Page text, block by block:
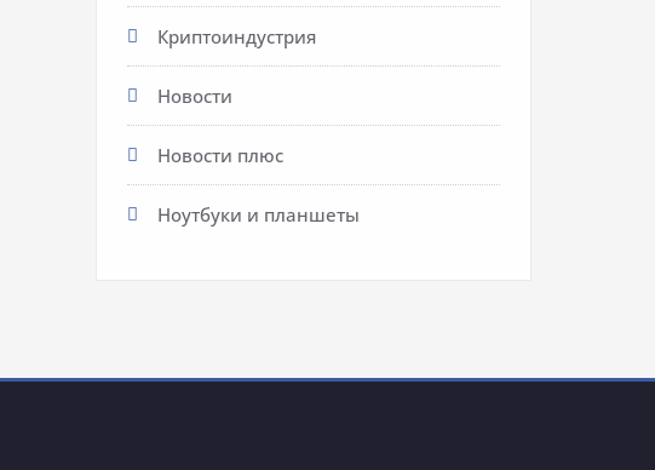
Криптоиндустрия
Новости
Новости плюс
Ноутбуки и планшеты